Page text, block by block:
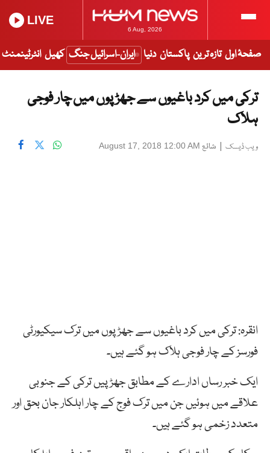
6 Aug, 2026
LIVE
صفحۂ اول تازہ ترین پاکستان دنیا ایران-اسرائیل جنگ کھیل انٹرٹینمنٹ
ترکی میں کرد باغیوں سے جھڑپوں میں چار فوجی
ہلاک
ویب ڈیسک | شائع August 17, 2018 12:00 AM
انقرہ: ترکی میں کرد باغیوں سے جھڑپوں میں ترک سیکیورٹی
فورسز کے چار فوجی ہلاک ہو گئے ہیں۔
ایک خبر رساں ادارے کے مطابق جھڑپیں ترکی کے جنوبی
علاقے میں ہوئیں جن میں ترک فوج کے چار اہلکار جان بحق اور
متعدد زخمی ہو گئے ہیں۔